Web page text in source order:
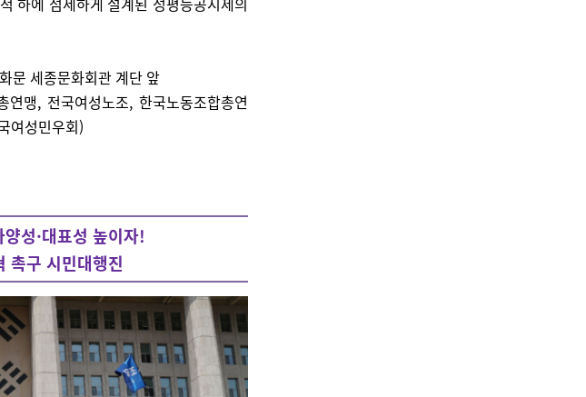
문 세종문화회관 계단 앞
맹, 전국여성노조, 한국노동조합총연
여성민우회)
성·대표성 높이자!
촉구 시민대행진